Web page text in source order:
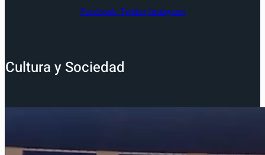
Facebook Twitter Instagram
Cultura y Sociedad